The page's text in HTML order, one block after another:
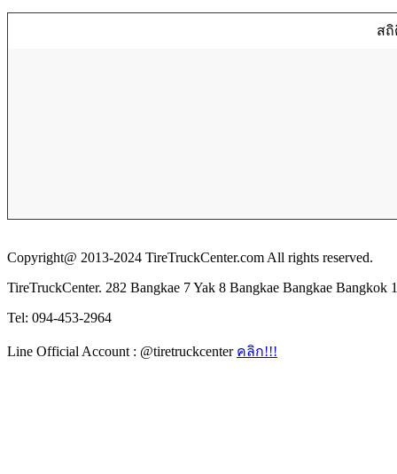
สถิ
Copyright@ 2013-2024 TireTruckCenter.com All rights reserved.
TireTruckCenter. 282 Bangkae 7 Yak 8 Bangkae Bangkae Bangkok
Tel: 094-453-2964
Line Official Account : @tiretruckcenter คลิก!!!